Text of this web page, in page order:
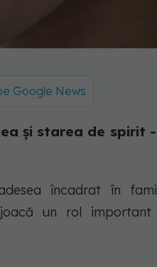
Google News
și starea de spirit -
încadrat în
un rol important